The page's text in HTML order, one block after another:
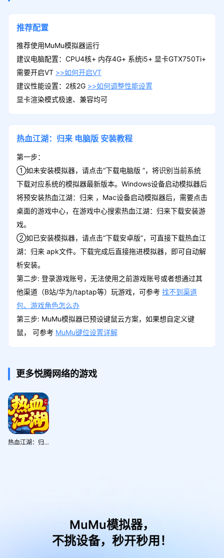
累充礼包-200000元档
称号（财通四海）*1、黄玉符（防具+22）
累充礼包-500000元档
推荐配置
推荐使用MuMu模拟器运行
建议电脑配置：CPU4核+ 内存4G+ 系统i5+ 显卡GTX750Ti+
需要开启VT >>如何开启VT
建议性能设置：2核2G >>如何调整性能设置
显卡渲染模式极速、兼容均可
热血江湖：归来 电脑版 安装教程
第一步：
①如未安装模拟器，请点击“下载电脑版 ”，将识别当前系统
下载对应系统的模拟器最新版本。Windows设备启动模拟器后
将预安装热血江湖：归来 ，Mac设备启动模拟器后，需要点击
桌面的游戏中心，在游戏中心搜索热血江湖：归来下载安装游
戏。
②如已安装模拟器，请点击“下载安卓版”，可直接下载热血江
湖：归来 apk文件。下载完成后直接拖进模拟器，即可自动解
析安装。
第二步: 登录游戏账号，无法使用之前游戏账号或者想通过其
他渠道（B站/华为/taptap等）玩游戏，可参考 找不到渠道
包、游戏角色怎么办
第三步: MuMu模拟器已预设键鼠云方案，如果想自定义键
鼠， 可参考 MuMu键位设置详解
更多悦腾网络的游戏
热血江湖：归来
MuMu模拟器，
不挑设备，秒开秒用！